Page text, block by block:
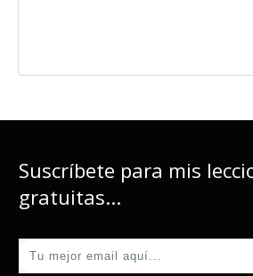
Suscríbete para mis
gratuitas...